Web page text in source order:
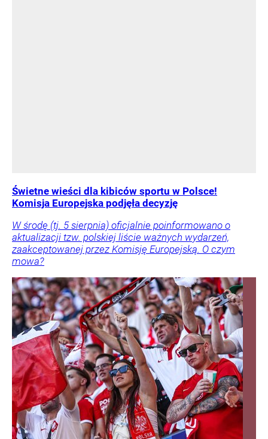
Świetne wieści dla kibiców sportu w Polsce!
Komisja Europejska podjęła decyzję
W środę (tj. 5 sierpnia) oficjalnie poinformowano o
aktualizacji tzw. polskiej liście ważnych wydarzeń,
zaakceptowanej przez Komisję Europejską. O czym
mowa?